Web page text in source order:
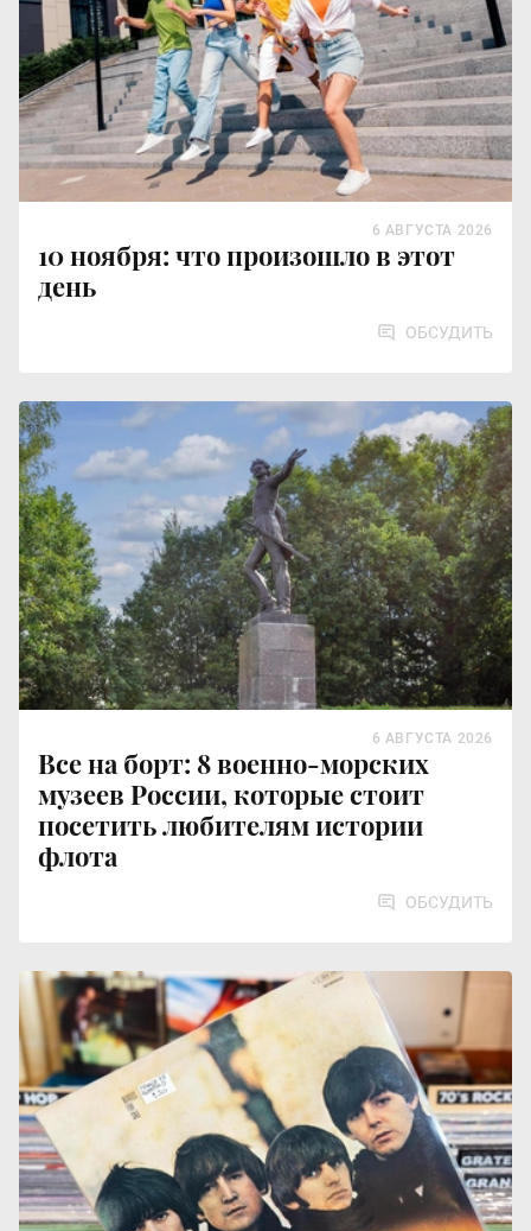
10 ноября: что произошло в этот
день
6 АВГУСТА 2026
ОБСУДИТЬ
Все на борт: 8 военно-морских
музеев России, которые стоит
посетить любителям истории
флота
6 АВГУСТА 2026
ОБСУДИТЬ